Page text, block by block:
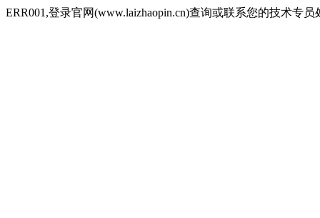
ERR001,登录官网(www.laizhaopin.cn)查询或联系您的技术专员